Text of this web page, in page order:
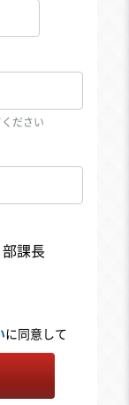
ださい
部課長
に同意して